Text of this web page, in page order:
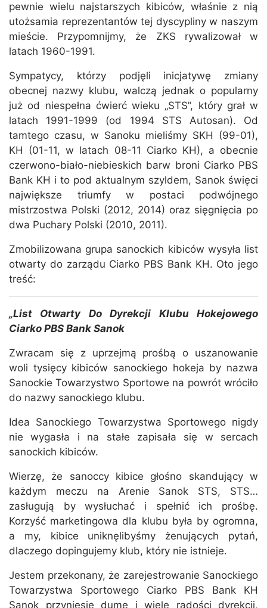
pewnie wielu najstarszych kibiców, właśnie z nią
utożsamia reprezentantów tej dyscypliny w naszym
mieście. Przypomnijmy, że ZKS rywalizował w
latach 1960-1991.
Sympatycy, którzy podjęli inicjatywę zmiany
obecnej nazwy klubu, walczą jednak o popularny
już od niespełna ćwierć wieku „STS”, który grał w
latach 1991-1999 (od 1994 STS Autosan). Od
tamtego czasu, w Sanoku mieliśmy SKH (99-01),
KH (01-11, w latach 08-11 Ciarko KH), a obecnie
czerwono-biało-niebieskich barw broni Ciarko PBS
Bank KH i to pod aktualnym szyldem, Sanok święci
największe triumfy w postaci podwójnego
mistrzostwa Polski (2012, 2014) oraz sięgnięcia po
dwa Puchary Polski (2010, 2011).
Zmobilizowana grupa sanockich kibiców wysyła list
otwarty do zarządu Ciarko PBS Bank KH. Oto jego
treść:
„List Otwarty Do Dyrekcji Klubu Hokejowego
Ciarko PBS Bank Sanok
Zwracam się z uprzejmą prośbą o uszanowanie
woli tysięcy kibiców sanockiego hokeja by nazwa
Sanockie Towarzystwo Sportowe na powrót wróciło
do nazwy sanockiego klubu.
Idea Sanockiego Towarzystwa Sportowego nigdy
nie wygasła i na stałe zapisała się w sercach
sanockich kibiców.
Wierzę, że sanoccy kibice głośno skandujący w
każdym meczu na Arenie Sanok STS, STS…
zasługują by wysłuchać i spełnić ich prośbę.
Korzyść marketingowa dla klubu była by ogromna,
a my, kibice uniknęlibyśmy żenujących pytań,
dlaczego dopingujemy klub, który nie istnieje.
Jestem przekonany, że zarejestrowanie Sanockiego
Towarzystwa Sportowego Ciarko PBS Bank KH
Sanok przyniesie dumę i wiele radości dyrekcji,